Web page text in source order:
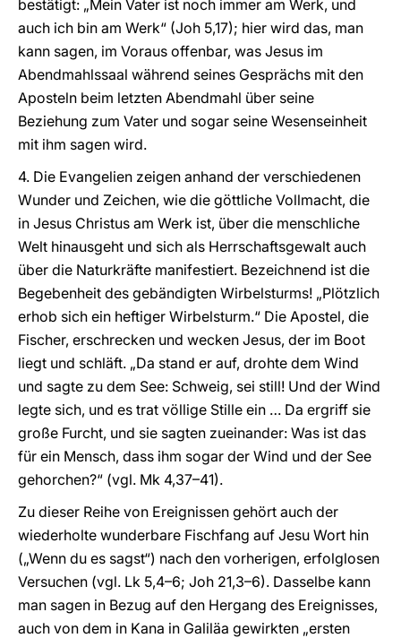
bestätigt: „Mein Vater ist noch immer am Werk, und
auch ich bin am Werk“ (Joh 5,17); hier wird das, man
kann sagen, im Voraus offenbar, was Jesus im
Abendmahlssaal während seines Gesprächs mit den
Aposteln beim letzten Abendmahl über seine
Beziehung zum Vater und sogar seine Wesenseinheit
mit ihm sagen wird.
4. Die Evangelien zeigen anhand der verschiedenen
Wunder und Zeichen, wie die göttliche Vollmacht, die
in Jesus Christus am Werk ist, über die menschliche
Welt hinausgeht und sich als Herrschaftsgewalt auch
über die Naturkräfte manifestiert. Bezeichnend ist die
Begebenheit des gebändigten Wirbelsturms! „Plötzlich
erhob sich ein heftiger Wirbelsturm.“ Die Apostel, die
Fischer, erschrecken und wecken Jesus, der im Boot
liegt und schläft. „Da stand er auf, drohte dem Wind
und sagte zu dem See: Schweig, sei still! Und der Wind
legte sich, und es trat völlige Stille ein … Da ergriff sie
große Furcht, und sie sagten zueinander: Was ist das
für ein Mensch, dass ihm sogar der Wind und der See
gehorchen?“ (vgl. Mk 4,37–41).
Zu dieser Reihe von Ereignissen gehört auch der
wiederholte wunderbare Fischfang auf Jesu Wort hin
(„Wenn du es sagst“) nach den vorherigen, erfolglosen
Versuchen (vgl. Lk 5,4–6; Joh 21,3–6). Dasselbe kann
man sagen in Bezug auf den Hergang des Ereignisses,
auch von dem in Kana in Galiläa gewirkten „ersten